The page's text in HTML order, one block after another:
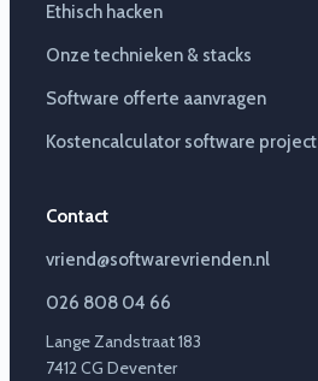
Ethisch hacken
Onze technieken & stacks
Software offerte aanvragen
Kostencalculator software project
Contact
vriend@softwarevrienden.nl
026 808 04 66
Lange Zandstraat 183
7412 CG Deventer